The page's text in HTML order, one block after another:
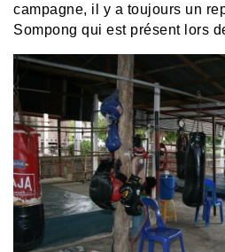
campagne, il y a toujours un
Sompong qui est présent lors